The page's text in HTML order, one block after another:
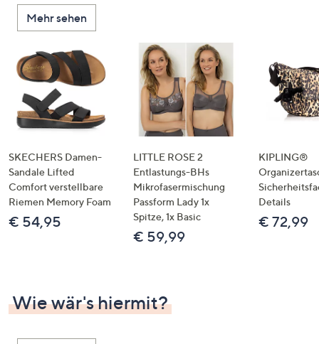
Mehr sehen
SKECHERS Damen-
Sandale Lifted
Comfort verstellbare
Riemen Memory Foam
€ 54,95
LITTLE ROSE 2
Entlastungs-BHs
Mikrofasermischung
Passform Lady 1x
Spitze, 1x Basic
€ 59,99
KIPLING®
Details
€ 72,99
Wie wär's hiermit?